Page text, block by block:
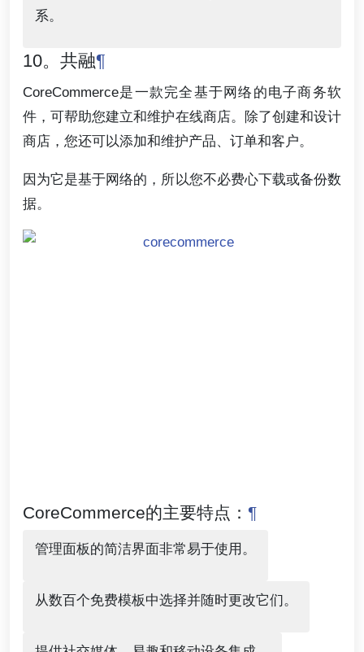
系。
10。共融¶
CoreCommerce是一款完全基于网络的电子商务软
件，可帮助您建立和维护在线商店。除了创建和设计
商店，您还可以添加和维护产品、订单和客户。
因为它是基于网络的，所以您不必费心下载或备份数
据。
CoreCommerce的主要特点： ¶
管理面板的简洁界面非常易于使用。
从数百个免费模板中选择并随时更改它们。